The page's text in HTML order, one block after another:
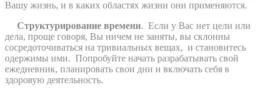
Вашу жизнь, и в каких областях жизни они применяются.
Структурирование времени. Если у Вас нет цели или
дела, проще говоря, Вы ничем не заняты, вы склонны
сосредоточиваться на тривиальных вещах, и становитесь
одержимы ими. Попробуйте начать разрабатывать свой
ежедневник, планировать свои дни и включать себя в
здоровую деятельность.